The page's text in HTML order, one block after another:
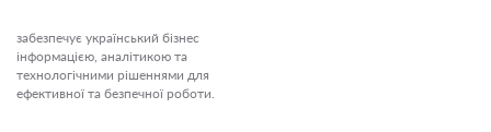
забезпечує український бізнес
інформацією, аналітикою та
технологічними рішеннями для
ефективної та безпечної роботи.